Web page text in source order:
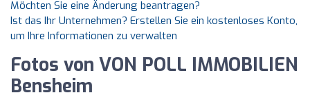
Möchten Sie eine Änderung beantragen?
Ist das Ihr Unternehmen? Erstellen Sie ein kostenloses Konto,
um Ihre Informationen zu verwalten
Fotos von VON POLL IMMOBILIEN
Bensheim